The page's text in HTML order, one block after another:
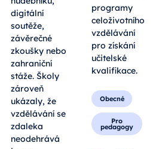
digitální
soutěže,
závěrečné
zkoušky nebo
zahraniční
stáže. Školy
zároveň
ukázaly, že
vzdělávání se
zdaleka
neodehrává
programy
celoživotního
vzdělávání
pro získání
učitelské
kvalifikace.
Obecné
Pro
pedagogy